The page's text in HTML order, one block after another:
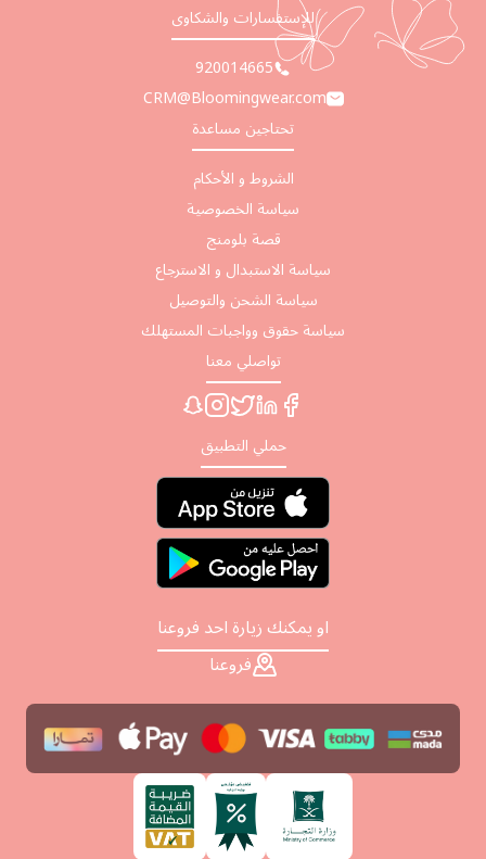
للإستفسارات والشكاوى
920014665
CRM@Bloomingwear.com
تحتاجين مساعدة
الشروط و الأحكام
سياسة الخصوصية
قصة بلومنج
سياسة الاستبدال و الاسترجاع
سياسة الشحن والتوصيل
سياسة حقوق وواجبات المستهلك
تواصلي معنا
حملي التطبيق
او يمكنك زيارة احد فروعنا
فروعنا